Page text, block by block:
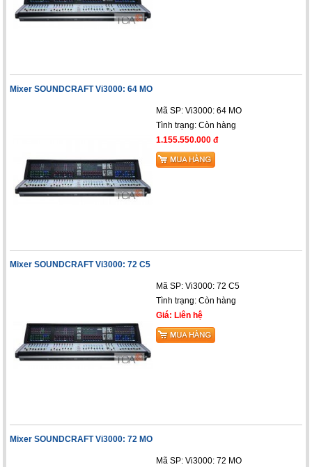
Mixer SOUNDCRAFT Vi3000: 64 MO
Mã SP: Vi3000: 64 MO
Tình trạng: Còn hàng
1.155.550.000 đ
Mixer SOUNDCRAFT Vi3000: 72 C5
Mã SP: Vi3000: 72 C5
Tình trạng: Còn hàng
Giá: Liên hệ
Mixer SOUNDCRAFT Vi3000: 72 MO
Mã SP: Vi3000: 72 MO